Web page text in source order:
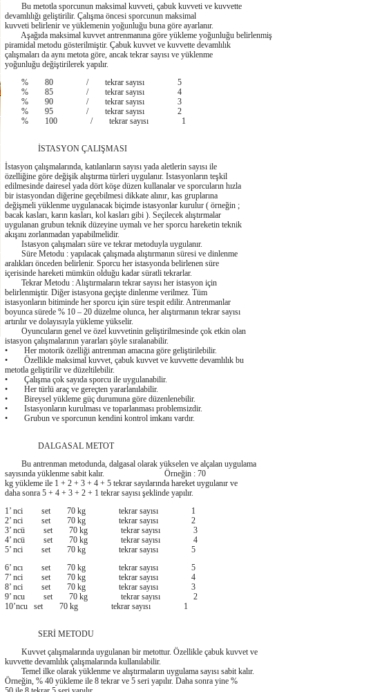
Bu metotla sporcunun maksimal kuvveti, çabuk kuvveti ve kuvvette
devamlılığı geliştirilir. Çalışma öncesi sporcunun maksimal
kuvveti belirlenir ve yüklemenin yoğunluğu buna göre ayarlanır.
Aşağıda maksimal kuvvet antrenmanına göre yükleme yoğunluğu belirlenmiş
piramidal metodu gösterilmiştir. Çabuk kuvvet ve kuvvette devamlılık
çalışmaları da aynı metota göre, ancak tekrar sayısı ve yüklenme
yoğunluğu değiştirilerek yapılır.
% 80 / tekrar sayısı 5
% 85 / tekrar sayısı 4
% 90 / tekrar sayısı 3
% 95 / tekrar sayısı 2
% 100 / tekrar sayısı 1
İSTASYON ÇALIŞMASI
İstasyon çalışmalarında, katılanların sayısı yada aletlerin sayısı ile
özelliğine göre değişik alıştırma türleri uygulanır. Istasyonların teşkil
edilmesinde dairesel yada dört köşe düzen kullanalar ve sporcuların hızla
bir istasyondan diğerine geçebilmesi dikkate alınır, kas gruplarına
değişmeli yüklenme uygulanacak biçimde istasyonlar kurulur ( örneğin ;
bacak kasları, karın kasları, kol kasları gibi ). Seçilecek alıştırmalar
uygulanan grubun teknik düzeyine uymalı ve her sporcu hareketin teknik
akışını zorlanmadan yapabilmelidir.
Istasyon çalışmaları süre ve tekrar metoduyla uygulanır.
Süre Metodu : yapılacak çalışmada alıştırmanın süresi ve dinlenme
aralıkları önceden belirlenir. Sporcu her istasyonda belirlenen süre
içerisinde hareketi mümkün olduğu kadar süratli tekrarlar.
Tekrar Metodu : Alıştırmaların tekrar sayısı her istasyon için
belirlenmiştir. Diğer istasyona geçişte dinlenme verilmez. Tüm
istasyonların bitiminde her sporcu için süre tespit edilir. Antrenmanlar
boyunca sürede % 10 – 20 düzelme olunca, her alıştırmanın tekrar sayısı
artırılır ve dolayısıyla yükleme yükselir.
Oyuncuların genel ve özel kuvvetinin geliştirilmesinde çok etkin olan
istasyon çalışmalarının yararları şöyle sıralanabilir.
• Her motorik özelliği antrenman amacına göre geliştirilebilir.
• Özellikle maksimal kuvvet, çabuk kuvvet ve kuvvette devamlılık bu
metotla geliştirilir ve düzeltilebilir.
• Çalışma çok sayıda sporcu ile uygulanabilir.
• Her türlü araç ve gereçten yararlanılabilir.
• Bireysel yükleme güç durumuna göre düzenlenebilir.
• Istasyonların kurulması ve toparlanması problemsizdir.
• Grubun ve sporcunun kendini kontrol imkanı vardır.
DALGASAL METOT
Bu antrenman metodunda, dalgasal olarak yükselen ve alçalan uygulama
sayısında yüklenme sabit kalır. Örneğin : 70
kg yükleme ile 1 + 2 + 3 + 4 + 5 tekrar sayılarında hareket uygulanır ve
daha sonra 5 + 4 + 3 + 2 + 1 tekrar sayısı şeklinde yapılır.
1’ nci set 70 kg tekrar sayısı 1
2’ nci set 70 kg tekrar sayısı 2
3’ ncü set 70 kg tekrar sayısı 3
4’ ncü set 70 kg tekrar sayısı 4
5’ nci set 70 kg tekrar sayısı 5
6’ ncı set 70 kg tekrar sayısı 5
7’ nci set 70 kg tekrar sayısı 4
8’ nci set 70 kg tekrar sayısı 3
9’ ncu set 70 kg tekrar sayısı 2
10’ncu set 70 kg tekrar sayısı 1
SERİ METODU
Kuvvet çalışmalarında uygulanan bir metottur. Özellikle çabuk kuvvet ve
kuvvette devamlılık çalışmalarında kullanılabilir.
Temel ilke olarak yüklenme ve alıştırmaların uygulama sayısı sabit kalır.
Örneğin, % 40 yükleme ile 8 tekrar ve 5 seri yapılır. Daha sonra yine %